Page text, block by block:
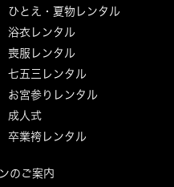
ひとえ・夏物レンタル
浴衣レンタル
喪服レンタル
七五三レンタル
お宮参りレンタル
成人式
卒業袴レンタル
のご案内